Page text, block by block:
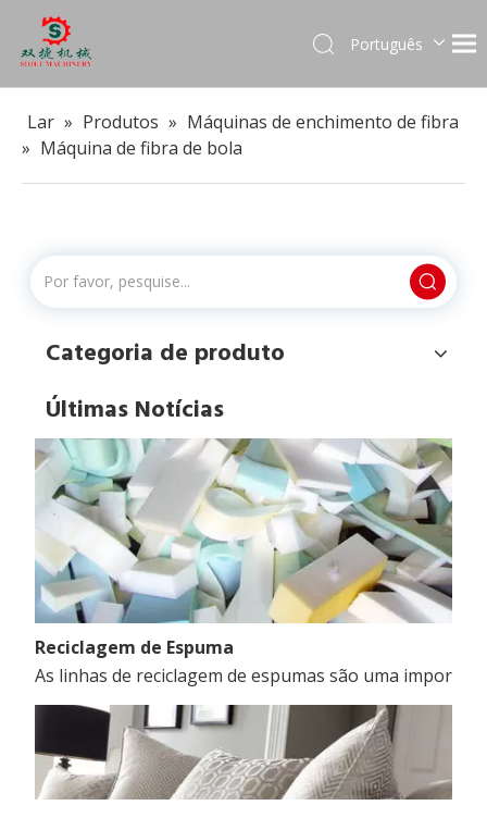
Português
Lar » Produtos » Máquinas de enchimento de fibra
» Máquina de fibra de bola
Categoria de produto
Últimas Notícias
As máquinas trituradoras de espuma são
Reciclagem de Espuma
As linhas de reciclagem de espumas são uma